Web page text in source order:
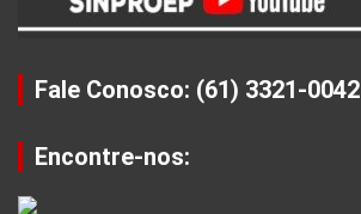
Fale Conosco: (61) 3321-0042
Encontre-nos: